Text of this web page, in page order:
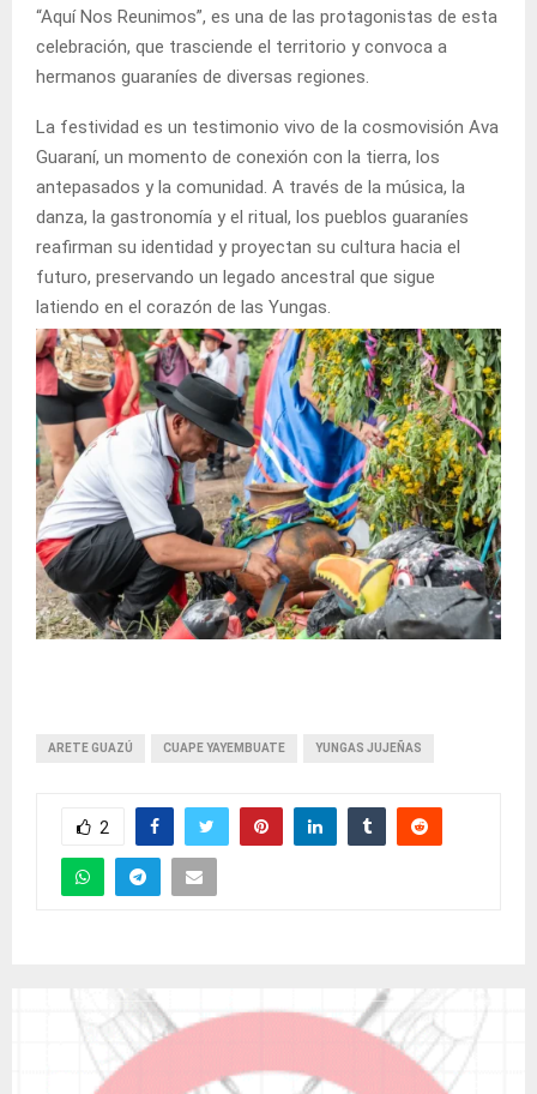
“Aquí Nos Reunimos”, es una de las protagonistas de esta
celebración, que trasciende el territorio y convoca a
hermanos guaraníes de diversas regiones.
La festividad es un testimonio vivo de la cosmovisión Ava
Guaraní, un momento de conexión con la tierra, los
antepasados y la comunidad. A través de la música, la
danza, la gastronomía y el ritual, los pueblos guaraníes
reafirman su identidad y proyectan su cultura hacia el
futuro, preservando un legado ancestral que sigue
latiendo en el corazón de las Yungas.
ARETE GUAZÚ CUAPE YAYEMBUATE YUNGAS JUJEÑAS
2